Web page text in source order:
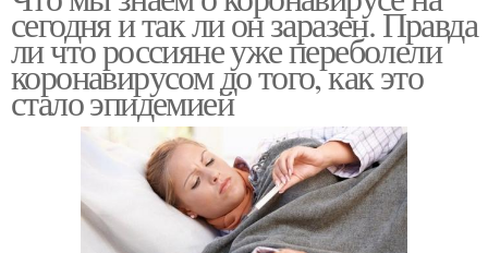
сегодня и так ли он заразен. Правда
ли что россияне уже переболели
коронавирусом до того, как это
стало эпидемией